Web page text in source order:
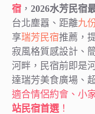
宿 ， 2026水芳民宿
台北塵囂、距離九
享瑞芳民宿推薦，
寂風格質感設計、
河畔，民宿前即是
達瑞芳美食廣場、
適合情侶約會、小
站民宿首選 ！